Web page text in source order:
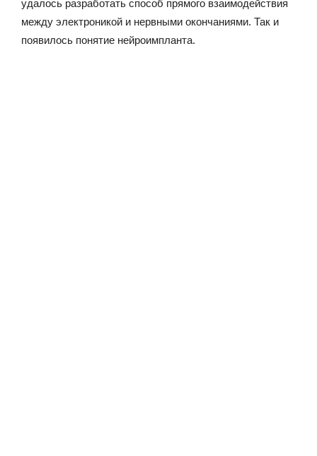
удалось разработать способ прямого взаимодействия
между электроникой и нервными окончаниями. Так и
появилось понятие нейроимпланта.